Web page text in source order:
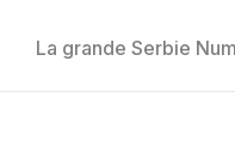
La grande Serbie